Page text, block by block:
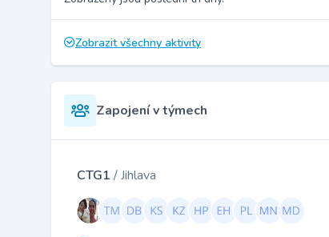
Zobrazit všechny aktivity
Zapojení v týmech
CTG1 / Jihlava